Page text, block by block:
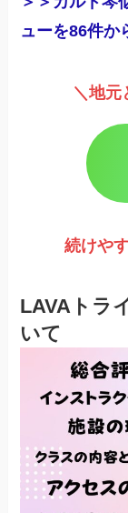
ューを86件か
＼地元
続けや
LAVAトラ
いて